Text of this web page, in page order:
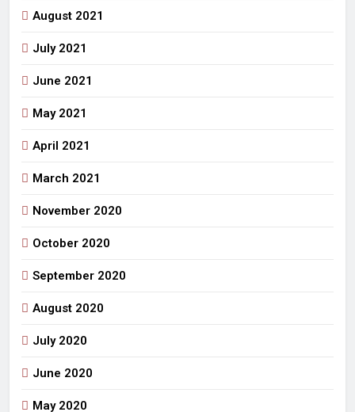
August 2021
July 2021
June 2021
May 2021
April 2021
March 2021
November 2020
October 2020
September 2020
August 2020
July 2020
June 2020
May 2020